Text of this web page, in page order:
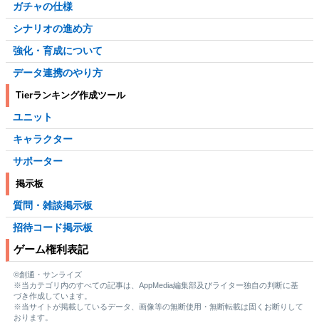
ガチャの仕様
シナリオの進め方
強化・育成について
データ連携のやり方
Tierランキング作成ツール
ユニット
キャラクター
サポーター
掲示板
質問・雑談掲示板
招待コード掲示板
ゲーム権利表記
©創通・サンライズ
※当カテゴリ内のすべての記事は、AppMedia編集部及びライター独自の判断に基
づき作成しています。
※当サイトが掲載しているデータ、画像等の無断使用・無断転載は固くお断りして
おります。